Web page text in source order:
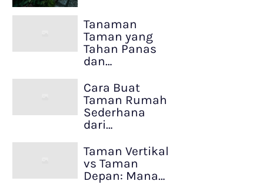
Tanaman
Taman yang
Tahan Panas
dan…
Cara Buat
Taman Rumah
Sederhana
dari…
Taman Vertikal
vs Taman
Depan: Mana…